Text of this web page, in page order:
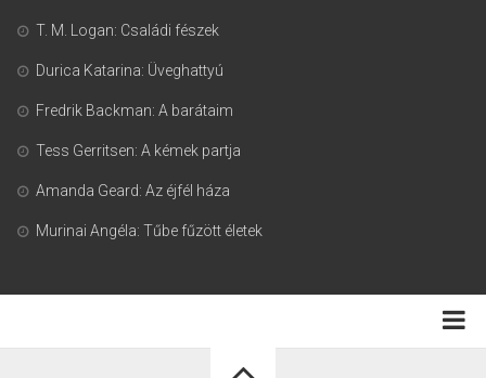
T. M. Logan: Családi fészek
Durica Katarina: Üveghattyú
Fredrik Backman: A barátaim
Tess Gerritsen: A kémek partja
Amanda Geard: Az éjfél háza
Murinai Angéla: Tűbe fűzött életek